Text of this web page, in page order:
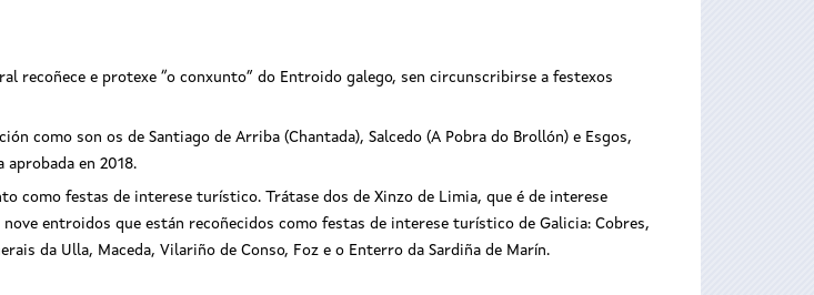
recoñece e protexe “o conxunto” do Entroido galego, sen circunscribirse a festexos
como son os de Santiago de Arriba (Chantada), Salcedo (A Pobra do Brollón) e Esgos,
aprobada en 2018.
como festas de interese turístico. Trátase dos de Xinzo de Limia, que é de interese
entroidos que están recoñecidos como festas de interese turístico de Galicia: Cobres,
da Ulla, Maceda, Vilariño de Conso, Foz e o Enterro da Sardiña de Marín.